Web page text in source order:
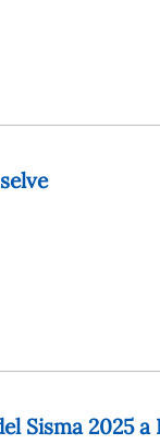
Sisma 2025 a